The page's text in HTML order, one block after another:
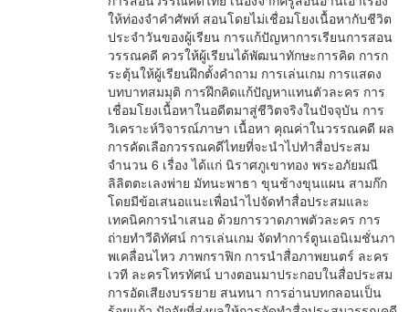
ให้ท่องจำคำศัพท์ สอนโดยไม่เชื่อมโยงเนื้อหากับชีวิต
ประจำวันของผู้เรียน การแก้ปัญหาการเรียนการสอน
วรรณคดี ควรให้ผู้เรียนได้พัฒนาทักษะการคิด การก
ระตุ้นให้ผู้เรียนฝึกตั้งคำถาม การเล่นเกม การแสดง
บทบาทสมมุติ การฝึกคิดแก้ปัญหาแทนตัวละคร การ
เชื่อมโยงเนื้อหาในอดีตมาสู่ชีวิตจริงในปัจจุบัน การ
วิเคราะห์วิจารณ์ภาษา เนื้อหา คุณค่าในวรรณคดี ผล
การคัดเลือกวรรณคดีไทยที่จะนำไปทำสื่อประสม
จำนวน 6 เรื่อง ได้แก่ นิราศภูเขาทอง พระอภัยมณี
ลิลิตตะเลงพ่าย มัทนะพาธา ขุนช้างขุนแผน สามก๊ก
โดยมีข้อเสนอแนะเพื่อนำไปจัดทำสื่อประสมและ
เทคนิคการนำเสนอ ด้วยการวาดภาพตัวละคร การ
ถ่ายทำวีดิทัศน์ การเล่นเกม จัดทำการ์ตูนเอนิเมชั่นภา
พเคลื่อนไหว ภาพกราฟิก การนำสื่อภาพยนตร์ ละคร
เวที ละครโทรทัศน์ บางตอนมาประกอบในสื่อประสม
การอัดเสียงบรรยาย สนทนา การอ่านบทกลอนเป็น